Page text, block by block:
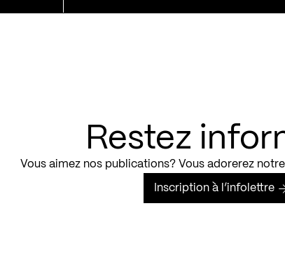
Restez
Vous aimez nos publications? Vous adorerez
Inscription à l’infolettre